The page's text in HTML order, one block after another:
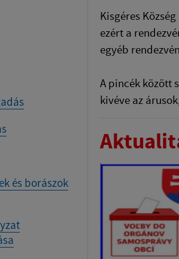
és borászok
Kisgéres
ezért a
egyéb
A pincék között
kivéve az